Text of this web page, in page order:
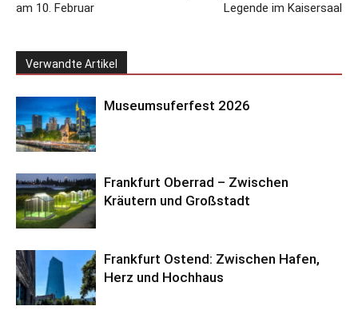
am 10. Februar
Legende im Kaisersaal
Verwandte Artikel
Museumsuferfest 2026
Frankfurt Oberrad – Zwischen
Kräutern und Großstadt
Frankfurt Ostend: Zwischen Hafen,
Herz und Hochhaus